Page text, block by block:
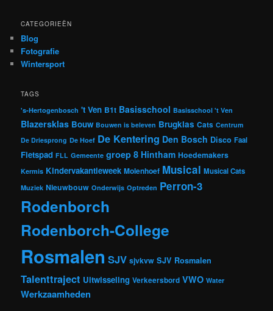
CATEGORIEËN
Blog
Fotografie
Wintersport
TAGS
's-Hertogenbosch 't Ven B1t Basisschool Basisschool 't Ven
Blazersklas Bouw Bouwen is beleven Brugklas Cats Centrum
De Driesprong De Hoef De Kentering Den Bosch Disco Faal
Fietspad FLL Gemeente groep 8 Hintham Hoedemakers
Kermis Kindervakantieweek Molenhoef Musical Musical Cats
Muziek Nieuwbouw Onderwijs Optreden Perron-3
Rodenborch
Rodenborch-College
Rosmalen SJV sjvkvw SJV Rosmalen
Talenttraject Uitwisseling Verkeersbord VWO Water
Werkzaamheden